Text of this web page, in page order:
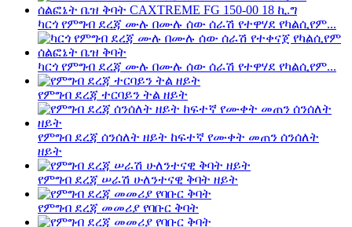
ካርጎ የምግብ ደረጃ ሙሉ በሙሉ ሰው ሰራሽ የተዋሃደ የካልሲየም...
ካርጎ የምግብ ደረጃ ሙሉ በሙሉ ሰው ሰራሽ የተዋሃደ የካልሲየም...
የምግብ ደረጃ ተርባይን ትል ዘይት
የምግብ ደረጃ ሰንሰለት ዘይት ከፍተኛ የሙቀት መጠን ሰንሰለት
ዘይት
የምግብ ደረጃ ሠራሽ ሁለንተናዊ ቅባት ዘይት
የምግብ ደረጃ መመሪያ የባቡር ቅባት